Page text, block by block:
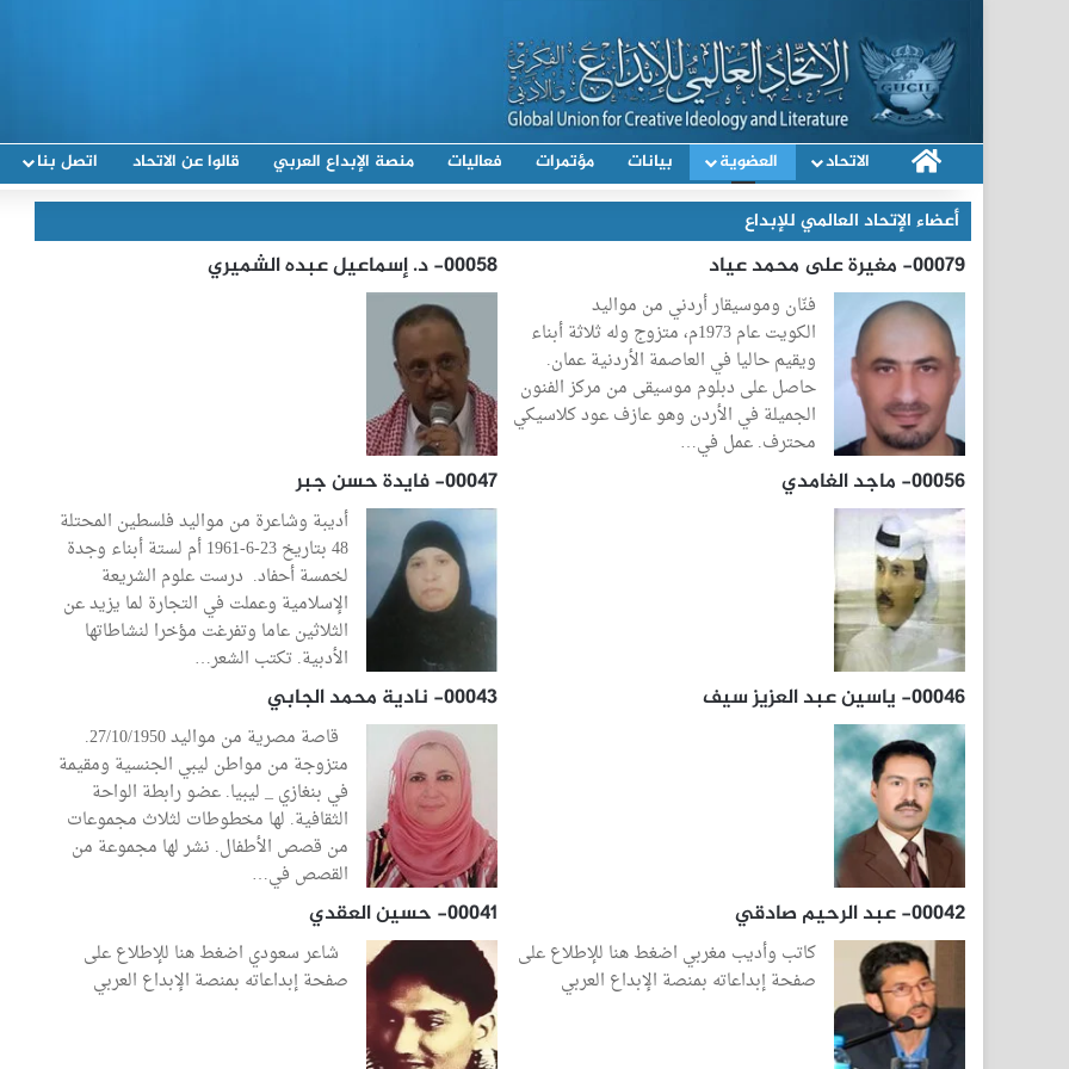
الرئيسيةالاتحاد العضوية بيانات مؤتمرات فعاليات منصة الإبداع العربي قالوا عن الاتحاد اتصل بنا
أعضاء الإتحاد العالمي للإبداع
00079- مغيرة على محمد عياد
فنّان وموسيقار أردني من مواليد
الكويت عام 1973م، متزوج وله ثلاثة أبناء
ويقيم حاليا في العاصمة الأردنية عمان.
حاصل على دبلوم موسيقى من مركز الفنون
الجميلة في الأردن وهو عازف عود كلاسيكي
محترف. عمل في…
00058- د. إسماعيل عبده الشميري
00056- ماجد الغامدي 00047- فايدة حسن جبر
أديبة وشاعرة من مواليد فلسطين المحتلة
48 بتاريخ 23-6-1961 أم لستة أبناء وجدة
لخمسة أحفاد. درست علوم الشريعة
الإسلامية وعملت في التجارة لما يزيد عن
الثلاثين عاما وتفرغت مؤخرا لنشاطاتها
الأدبية. تكتب الشعر…
00046- ياسين عبد العزيز سيف 00043- نادية محمد الجابي
قاصة مصرية من مواليد 27/10/1950.
متزوجة من مواطن ليبي الجنسية ومقيمة
في بنغازي _ ليبيا. عضو رابطة الواحة
الثقافية. لها مخطوطات لثلاث مجموعات
من قصص الأطفال. نشر لها مجموعة من
القصص في…
00042- عبد الرحيم صادقي
كاتب وأديب مغربي اضغط هنا للإطلاع على
صفحة إبداعاته بمنصة الإبداع العربي
00041- حسين العقدي
شاعر سعودي اضغط هنا للإطلاع على
صفحة إبداعاته بمنصة الإبداع العربي